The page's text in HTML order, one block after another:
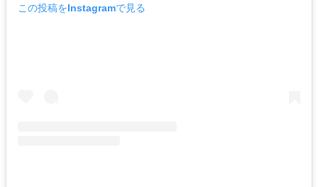
この投稿をInstagramで見る